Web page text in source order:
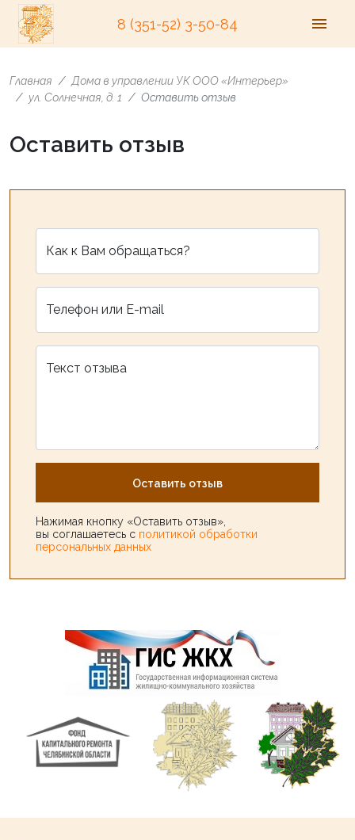
8 (351-52) 3-50-84
Главная
Дома в управлении УК ООО «Интерьер»
ул. Солнечная, д. 1
Оставить отзыв
Оставить отзыв
Как к Вам обращаться?
Телефон или E-mail
Текст отзыва
Оставить отзыв
Нажимая кнопку «Оставить отзыв»,
вы соглашаетесь с политикой обработки
персональных данных